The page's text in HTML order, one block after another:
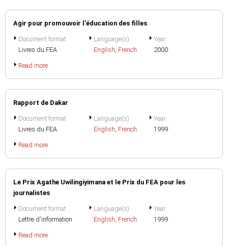
Agir pour promouvoir l'éducation des filles
Document format
Livres du FEA
Language(s)
English, French
Year
2000
Read more
Rapport de Dakar
Document format
Livres du FEA
Language(s)
English, French
Year
1999
Read more
Le Prix Agathe Uwilingiyimana et le Prix du FEA pour les
journalistes
Document format
Lettre d'information
Language(s)
English, French
Year
1999
Read more